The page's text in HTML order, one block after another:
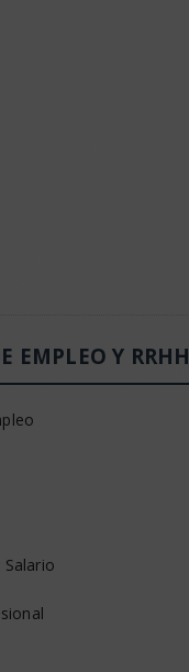
EMPLEO Y RRHH